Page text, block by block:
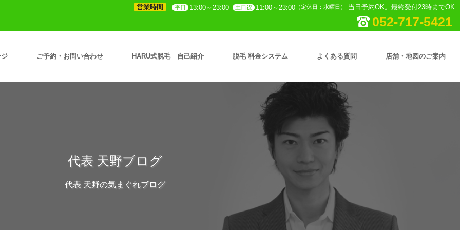
営業時間 平日 13:00～23:00 土日祝 11:00～23:00 （定休日：水曜日） 当日予約OK。最終受付23時までOK
052-717-5421
ご予約・お問い合わせ HARU式脱毛 自己紹介 脱毛 料金システム よくある質問 店舗・地図のご案内
代表 天野ブログ
代表 天野の気まぐれブログ